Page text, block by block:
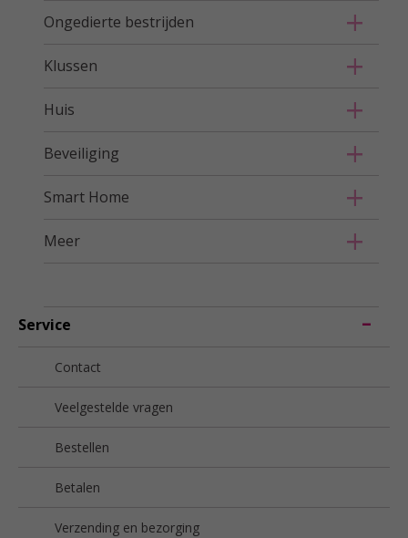
Ongedierte bestrijden
Klussen
Huis
Beveiliging
Smart Home
Meer
Service
Contact
Veelgestelde vragen
Bestellen
Betalen
Verzending en bezorging